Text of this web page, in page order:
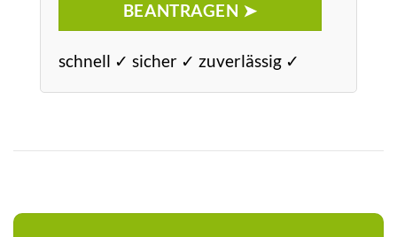
BEANTRAGEN ➤
schnell ✓ sicher ✓ zuverlässig ✓